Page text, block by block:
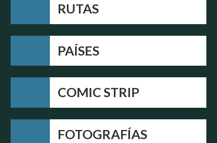
RUTAS
PAÍSES
COMIC STRIP
FOTOGRAFÍAS